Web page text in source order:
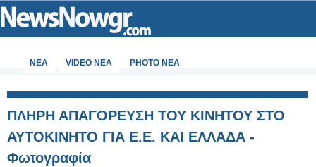
ΝΕΑ VIDEO NEA PHOTO NEA
ΠΛΗΡΗ ΑΠΑΓΟΡΕΥΣΗ ΤΟΥ ΚΙΝΗΤΟΥ ΣΤΟ
ΑΥΤΟΚΙΝΗΤΟ ΓΙΑ Ε.Ε. ΚΑΙ ΕΛΛΑΔΑ -
Φωτογραφία